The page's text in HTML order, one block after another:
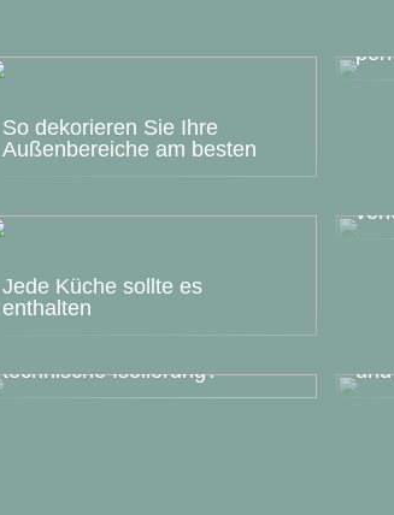
So dekorieren Sie Ihre
Außenbereiche am besten
Jede Küche sollte es
enthalten
technische Isolierung?